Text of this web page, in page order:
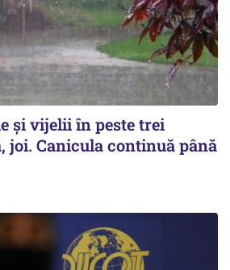
și vijelii în peste trei
joi. Canicula continuă până